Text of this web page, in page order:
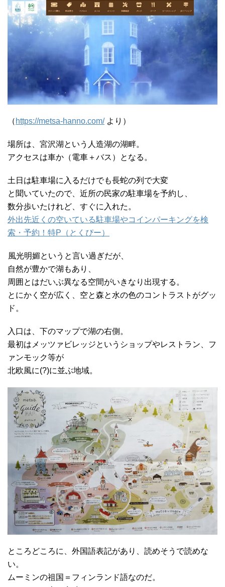
（ https://metsa-hanno.com/より）
場所は、宮沢湖という人造湖の湖畔。
アクセスは車か（電車＋バス）となる。
土日は駐車場に入るだけでも長蛇の列で大変
と聞いていたので、近所の民家の駐車場を予約し、
数分歩いたけれど、すぐに入れた。
外出先近くの空いている駐車場やコインパーキングを検
索・予約！特P（とくぴー）
風光明媚というと言い過ぎだが、
自然が豊かで湖もあり、
周囲とはだいぶ異なる空間がいきなり出現する。
とにかく空が広く、空と森と水の色のコントラストがグッ
ド。
入口は、下のマップで湖の右側。
最初はメッツァビレッジというショップやレストラン、フ
ァンモック等が
北欧風に(?)に並ぶ地域。
ところどころに、外国語表記があり、読めそうで読めな
い。
ムーミンの祖国＝フィンランド語なのだ。